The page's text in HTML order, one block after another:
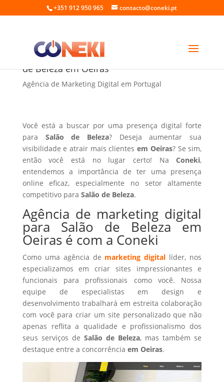
+351 912 950 965 contacto@coneki.pt
Agência de marketing digital para Salão
de Beleza em Oeiras
Agência de Marketing Digital em Portugal
Você está a buscar por uma presença digital forte
para Salão de Beleza? Deseja aumentar sua
visibilidade e atrair mais clientesem Oeiras? Se sim,
então você está no lugar certo! NaConeki,
entendemos a importância de ter uma presença
online eficaz, especialmente no setor altamente
competitivo para Salão de Beleza.
Agência de marketing digital
para Salão de Beleza em
Oeiras é com a Coneki
Como uma agência de marketing digital líder, nos
especializamos em criar sites impressionantes e
funcionais para profissionais como você. Nossa
equipe de especialistas em design e
desenvolvimento trabalhará em estreita colaboração
com você para criar um site personalizado que não
apenas reflita a qualidade e profissionalismo dos
seus serviços de Salão de Beleza, mas também se
destaque entre a concorrência em Oeiras.